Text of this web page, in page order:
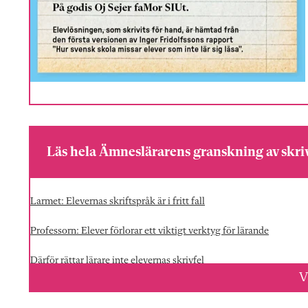
Läs hela Ämneslärarens granskning av
Larmet: Elevernas skriftspråk är i fritt fall
Professorn: Elever förlorar ett viktigt verktyg för lärande
Därför rättar lärare inte elevernas skrivfel
Lärarna vittnar: Så djup är skrivkrisen